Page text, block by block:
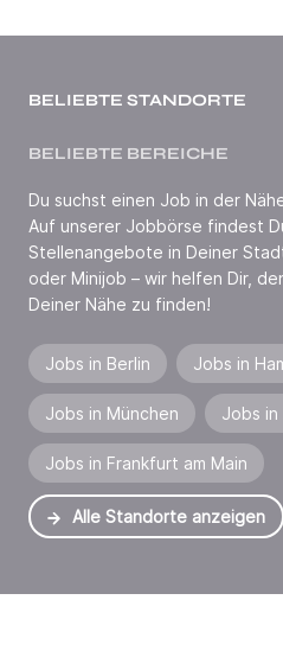
BELIEBTE STANDORTE
BELIEBTE BEREICHE
Du suchst einen Job in der
Auf unserer Jobbörse findest
Stellenangebote in Deiner
oder Minijob – wir helfen Dir,
Deiner Nähe zu finden!
Jobs in Berlin Jobs in
Jobs in München Jobs in
Jobs in Frankfurt am Main
Alle Standorte anzeigen